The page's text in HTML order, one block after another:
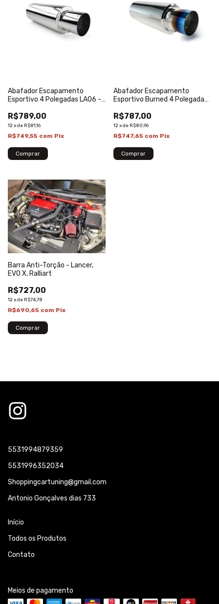
Abafador Escapamento
Esportivo 4 Polegadas LA06 -
R$789,00
12xde R$81,16
R$749,55 com Pix
Abafador Escapamento
Esportivo Burned 4 Polegadas
R$787,00
12xde R$80,96
R$747,65 com Pix
Barra Anti-Torção - Lancer,
EVO X, Ralliart
R$727,00
12xde R$74,78
R$690,65 com Pix
5531994879359
5531996352034
Shoppingcartuning@gmail.com
Antonio Gonçalves dias 733
Início
Todos os Produtos
Contato
Meios de pagamento